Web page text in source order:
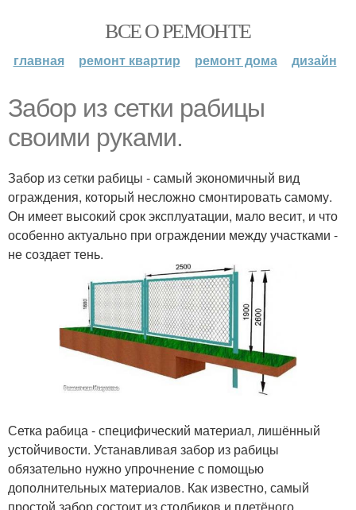
ВСЕ О РЕМОНТЕ
главная ремонт квартир ремонт дома дизайн
Забор из сетки рабицы
своими руками.
Забор из сетки рабицы - самый экономичный вид
ограждения, который несложно смонтировать самому.
Он имеет высокий срок эксплуатации, мало весит, и что
особенно актуально при ограждении между участками -
не создает тень.
Сетка рабица - специфический материал, лишённый
устойчивости. Устанавливая забор из рабицы
обязательно нужно упрочнение с помощью
дополнительных материалов. Как известно, самый